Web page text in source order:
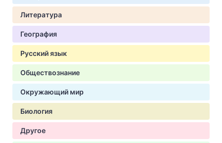
Литература
География
Русский язык
Обществознание
Окружающий мир
Биология
Другое